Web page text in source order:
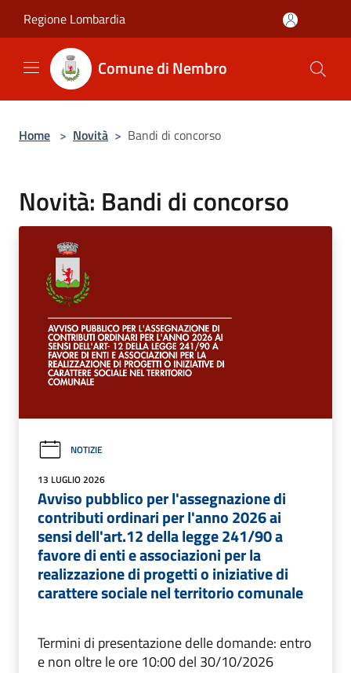
Regione Lombardia
Comune di Nembro
Home > Novità > Bandi di concorso
Novità: Bandi di concorso
NOTIZIE
13 LUGLIO 2026
Avviso pubblico per l'assegnazione di
contributi ordinari per l'anno 2026 ai
sensi dell'art.12 della legge 241/90 a
favore di enti e associazioni per la
realizzazione di progetti o iniziative di
carattere sociale nel territorio comunale
Termini di presentazione delle domande: entro
e non oltre le ore 10:00 del 30/10/2026